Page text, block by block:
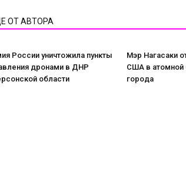
ОТ АВТОРА
России уничтожила пункты
дронами в ДНР
области
Мэр Нагасаки
США в атомной
города